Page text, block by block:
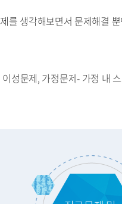
를 생각해보면서 문제해결
성문제, 가정문제- 가정 내